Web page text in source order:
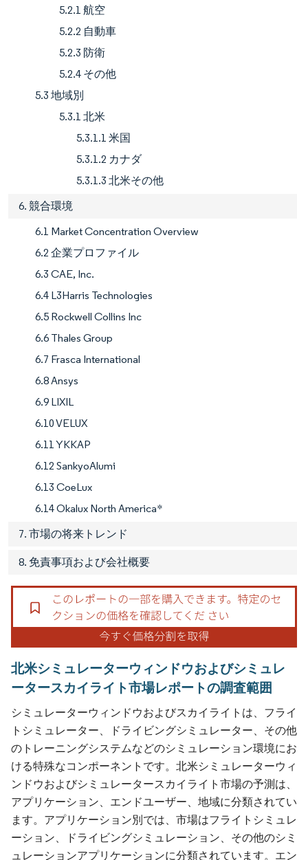
5.2.1 航空
5.2.2 自動車
5.2.3 防衛
5.2.4 その他
5.3 地域別
5.3.1 北米
5.3.1.1 米国
5.3.1.2 カナダ
5.3.1.3 北米その他
6. 競合環境
6.1 Market Concentration Overview
6.2 企業プロファイル
6.3 CAE, Inc.
6.4 L3Harris Technologies
6.5 Rockwell Collins Inc
6.6 Thales Group
6.7 Frasca International
6.8 Ansys
6.9 LIXIL
6.10 VELUX
6.11 YKKAP
6.12 SankyoAlumi
6.13 CoeLux
6.14 Okalux North America*
7. 市場の将来トレンド
8. 免責事項および会社概要
北米シミュレーターウィンドウおよびシミュレ
ータースカイライト市場レポートの調査範囲
シミュレーターウィンドウおよびスカイライトは、フライ
トシミュレーター、ドライビングシミュレーター、その他
のトレーニングシステムなどのシミュレーション環境にお
ける特殊なコンポーネントです。北米シミュレーターウィ
ンドウおよびシミュレータースカイライト市場の予測は、
アプリケーション、エンドユーザー、地域に分類されてい
ます。アプリケーション別では、市場はフライトシミュレ
ーション、ドライビングシミュレーション、その他のシミ
ュレーションアプリケーションに分類されています。エン